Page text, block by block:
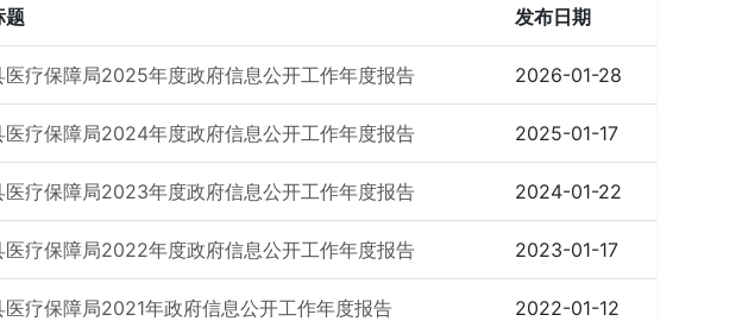
题 发布日期
医疗保障局2025年度政府信息公开工作年度报告 2026-01-28
医疗保障局2024年度政府信息公开工作年度报告 2025-01-17
医疗保障局2023年度政府信息公开工作年度报告 2024-01-22
医疗保障局2022年度政府信息公开工作年度报告 2023-01-17
医疗保障局2021年政府信息公开工作年度报告 2022-01-12